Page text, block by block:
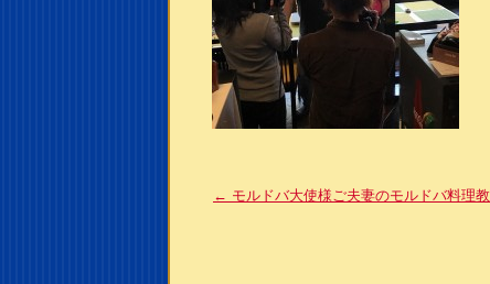
← モルドバ大使様ご夫妻のモルドバ料理